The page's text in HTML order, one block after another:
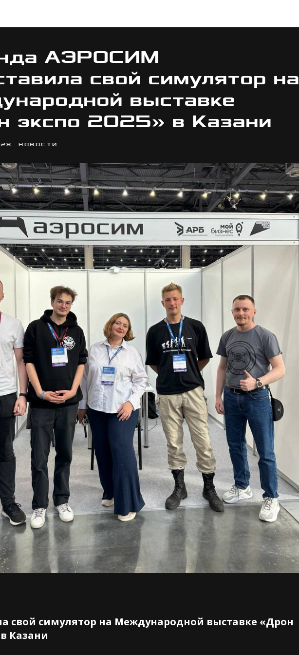
АЭРОСИМ
свой симулятор на
выставке
экспо 2025» в Казани
НОВОСТИ
свой симулятор на Международной выставке «Дрон
Казани